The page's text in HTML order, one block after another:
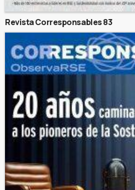
Revista Corresponsables 83